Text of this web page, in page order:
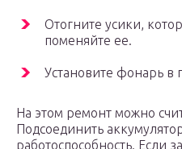
Отогните усики,
поменяйте ее.
Установите фонарь в
На этом ремонт можно
Подсоединить
работоспособность. Если